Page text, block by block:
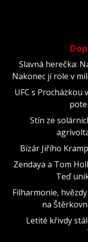
Slavná herečka:
Nakonec jí role v
UFC s Procházkou
Stín ze
Bizár Jiřího
Zendaya a Tom
Teď
Filharmonie,
na
Letité křivdy